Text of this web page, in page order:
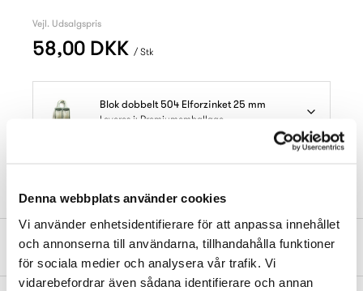
Denna webbplats använder cookies
Vi använder enhetsidentifierare för att anpassa innehållet
och annonserna till användarna, tillhandahålla funktioner
för sociala medier och analysera vår trafik. Vi
vidarebefordrar även sådana identifierare och annan
Vejl. Udsalgspris
58,00 DKK / Stk
Blok dobbelt 504 Elforzinket 25 mm
Leveres i: Premiumemballage
Produktbeskrivelse